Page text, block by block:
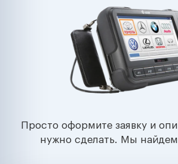
Просто оформите заявку и
нужно сделать. Мы